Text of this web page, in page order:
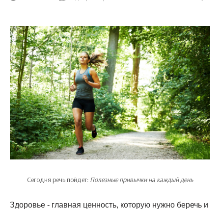
Сегодня речь пойдет: Полезные привычки на каждый день
Здоровье - главная ценность, которую нужно беречь и